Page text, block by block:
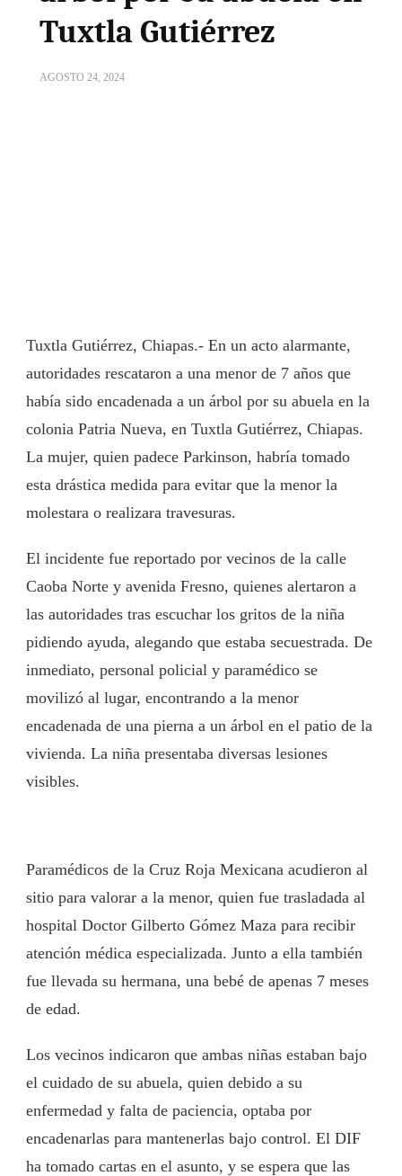
Tuxtla Gutiérrez
AGOSTO 24, 2024
Tuxtla Gutiérrez, Chiapas.- En un acto alarmante,
autoridades rescataron a una menor de 7 años que
había sido encadenada a un árbol por su abuela en la
colonia Patria Nueva, en Tuxtla Gutiérrez, Chiapas.
La mujer, quien padece Parkinson, habría tomado
esta drástica medida para evitar que la menor la
molestara o realizara travesuras.
El incidente fue reportado por vecinos de la calle
Caoba Norte y avenida Fresno, quienes alertaron a
las autoridades tras escuchar los gritos de la niña
pidiendo ayuda, alegando que estaba secuestrada. De
inmediato, personal policial y paramédico se
movilizó al lugar, encontrando a la menor
encadenada de una pierna a un árbol en el patio de la
vivienda. La niña presentaba diversas lesiones
visibles.
Paramédicos de la Cruz Roja Mexicana acudieron al
sitio para valorar a la menor, quien fue trasladada al
hospital Doctor Gilberto Gómez Maza para recibir
atención médica especializada. Junto a ella también
fue llevada su hermana, una bebé de apenas 7 meses
de edad.
Los vecinos indicaron que ambas niñas estaban bajo
el cuidado de su abuela, quien debido a su
enfermedad y falta de paciencia, optaba por
encadenarlas para mantenerlas bajo control. El DIF
ha tomado cartas en el asunto, y se espera que las